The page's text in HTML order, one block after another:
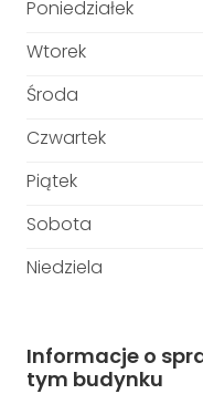
Poniedziałek
Wtorek
Środa
Czwartek
Piątek
Sobota
Niedziela
Informacje o
tym budynku